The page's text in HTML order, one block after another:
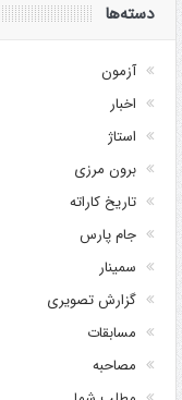
دسته‌ها
آزمون
اخبار
استاژ
برون مرزی
تاریخ کاراته
جام پارس
سمینار
گزارش تصویری
مسابقات
مصاحبه